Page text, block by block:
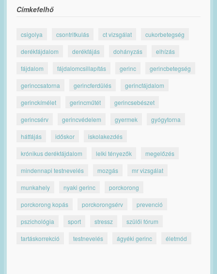
Címkefelhő
csigolya csontritkulás ct vizsgálat cukorbetegség
derékfájdalom derékfájás dohányzás elhízás
fájdalom fájdalomcsillapítás gerinc gerincbetegség
gerinccsatorna gerincferdülés gerincfájdalom
gerinckímélet gerincműtét gerincsebészet
gerincsérv gerincvédelem gyermek gyógytorna
hátfájás időskor iskolakezdés
krónikus derékfájdalom lelki tényezők megelőzés
mindennapi testnevelés mozgás mr vizsgálat
munkahely nyaki gerinc porckorong
porckorong kopás porckorongsérv prevenció
pszichológia sport stressz szülői fórum
tartáskorrekció testnevelés ágyéki gerinc életmód